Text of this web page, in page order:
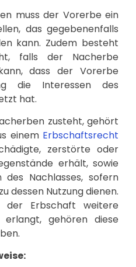
muss der Vorerbe ein
das gegebenenfalls
kann. Zudem besteht
falls der Nacherbe
dass der Vorerbe
die Interessen des
hat.
zusteht, gehört
einem Erbschaftsrecht
zerstörte oder
erhält, sowie
Nachlasses, sofern
dessen Nutzung dienen.
Erbschaft weitere
gehören diese